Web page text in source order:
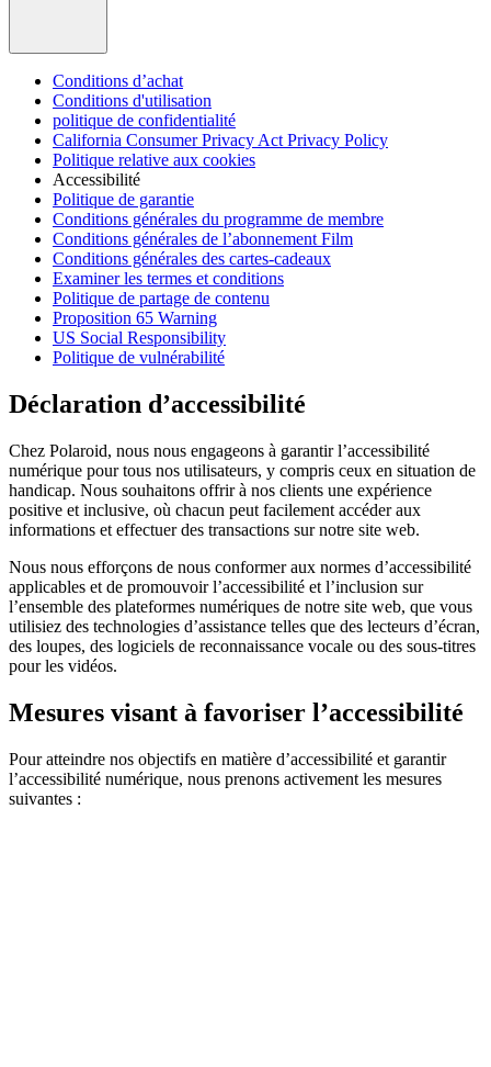
Conditions d’achat
Conditions d'utilisation
politique de confidentialité
California Consumer Privacy Act Privacy Policy
Politique relative aux cookies
Accessibilité
Politique de garantie
Conditions générales du programme de membre
Conditions générales de l’abonnement Film
Conditions générales des cartes-cadeaux
Examiner les termes et conditions
Politique de partage de contenu
Proposition 65 Warning
US Social Responsibility
Politique de vulnérabilité
Déclaration d’accessibilité
Chez Polaroid, nous nous engageons à garantir l’accessibilité
numérique pour tous nos utilisateurs, y compris ceux en situation de
handicap. Nous souhaitons offrir à nos clients une expérience
positive et inclusive, où chacun peut facilement accéder aux
informations et effectuer des transactions sur notre site web.
Nous nous efforçons de nous conformer aux normes d’accessibilité
applicables et de promouvoir l’accessibilité et l’inclusion sur
l’ensemble des plateformes numériques de notre site web, que vous
utilisiez des technologies d’assistance telles que des lecteurs d’écran,
des loupes, des logiciels de reconnaissance vocale ou des sous-titres
pour les vidéos.
Mesures visant à favoriser l’accessibilité
Pour atteindre nos objectifs en matière d’accessibilité et garantir
l’accessibilité numérique, nous prenons activement les mesures
suivantes :